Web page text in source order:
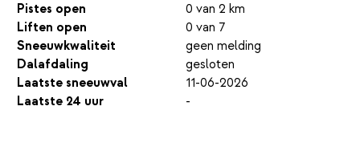
Pistes open
0 van 2 km
Liften open
0 van 7
Sneeuwkwaliteit
geen melding
Dalafdaling
gesloten
Laatste sneeuwval
11-06-2026
Laatste 24 uur
-